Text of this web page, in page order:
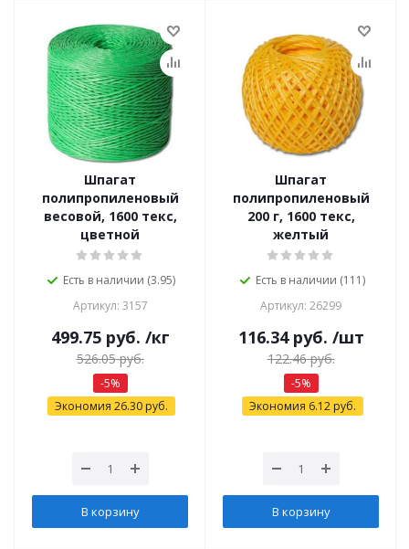
Шпагат
полипропиленовый
весовой, 1600 текс,
цветной
Есть в наличии (3.95)
Артикул: 3157
499.75руб. /кг
526.05руб.
-5%
Экономия 26.30 руб.
В корзину
Шпагат
полипропиленовый
200 г, 1600 текс,
желтый
Есть в наличии (111)
Артикул: 26299
116.34руб. /шт
122.46руб.
-5%
Экономия 6.12руб.
В корзину